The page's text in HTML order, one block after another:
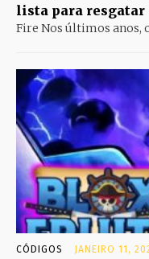
lista para resgatar
Fire Nos últimos anos,
CÓDIGOS JANEIRO 11,